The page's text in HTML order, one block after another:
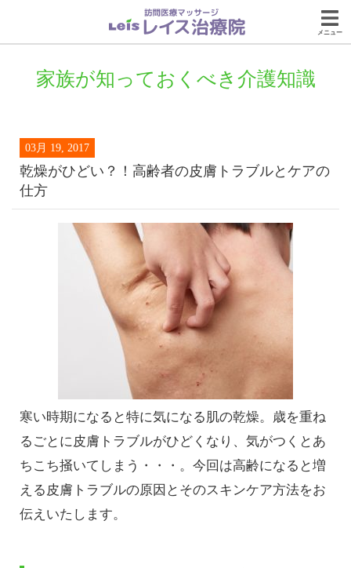
メニュー
家族が知っておくべき介護知識
03月 19, 2017
乾燥がひどい？！高齢者の皮膚トラブルとケアの
仕方
寒い時期になると特に気になる肌の乾燥。歳を重ね
るごとに皮膚トラブルがひどくなり、気がつくとあ
ちこち掻いてしまう・・・。今回は高齢になると増
える皮膚トラブルの原因とそのスキンケア方法をお
伝えいたします。